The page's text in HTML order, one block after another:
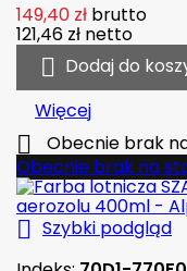
149,40 zł brutto
121,46 zł netto
 Dodaj do
Więcej

Obecnie brak
Obecnie brak na
 Szybki podgląd